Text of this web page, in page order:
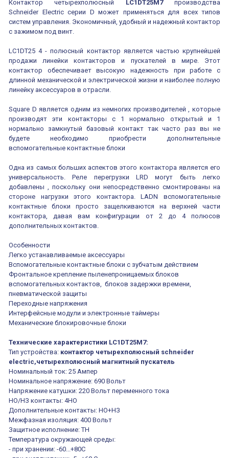
Контактор четырехполюсный LC1DT25M7производства
Schneider Electric серии D может применяться для всех типов
систем управления. Экономичный, удобный и надежный контактор
с зажимом под винт.
LC1DT25 4 - полюсный контактор является частью крупнейшей
продажи линейки контакторов и пускателей в мире. Этот
контактор обеспечивает высокую надежность при работе с
длинной механической и электрической жизни и наиболее полную
линейку аксессуаров в отрасли.
Square D является одним из немногих производителей , которые
производят эти контакторы с 1 нормально открытый и 1
нормально замкнутый базовый контакт так часто раз вы не
будете необходимо приобрести дополнительные
вспомогательные контактные блоки
Одна из самых больших аспектов этого контактора является его
универсальность. Реле перегрузки LRD могут быть легко
добавлены , поскольку они непосредственно смонтированы на
стороне нагрузки этого контактора. LADN вспомогательные
контактные блоки просто защелкиваются на верхней части
контактора, давая вам конфигурации от 2 до 4 полюсов
дополнительных контактов.
Особенности
Легко устанавливаемые аксессуары
Вспомогательные контактные блоки с зубчатым действием
Фронтальное крепление пыленепроницаемых блоков
вспомогательных контактов, блоков задержки времени,
пневматической защиты
Переходные напряжения
Интерфейсные модули и электронные таймеры
Механические блокировочные блоки
Технические характеристики LC1DT25M7:
Тип устройства: контактор четырехполюсный schneider
electric,четырехполюсный магнитный пускатель
Номинальный ток: 25 Ампер
Номинальное напряжение: 690 Вольт
Напряжение катушки: 220 Вольт переменного тока
НО/НЗ контакты: 4HO
Дополнительные контакты: НО+НЗ
Межфазная изоляция: 400 Вольт
Защитное исполнение: ТН
Температура окружающей среды:
- при хранении: -60...+80С